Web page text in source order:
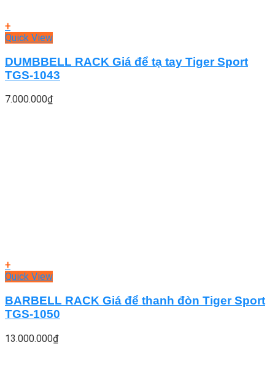
+
Quick View
DUMBBELL RACK Giá để tạ tay Tiger Sport
TGS-1043
7.000.000₫
+
Quick View
BARBELL RACK Giá để thanh đòn Tiger Sport
TGS-1050
13.000.000₫